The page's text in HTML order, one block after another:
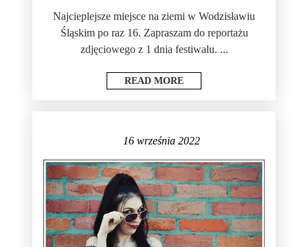
Najcieplejsze miejsce na ziemi w Wodzisławiu
Śląskim po raz 16. Zapraszam do reportażu
zdjęciowego z 1 dnia festiwalu. ...
READ MORE
16 września 2022